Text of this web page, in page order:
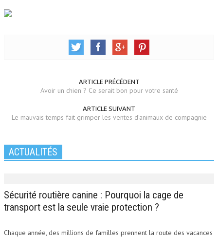
ARTICLE PRÉCÉDENT
Avoir un chien ? Ce serait bon pour votre santé
ARTICLE SUIVANT
Le mauvais temps fait grimper les ventes d'animaux de compagnie
ACTUALITÉS
Sécurité routière canine : Pourquoi la cage de
transport est la seule vraie protection ?
Chaque année, des millions de familles prennent la route des vacances